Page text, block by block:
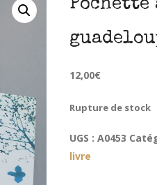
12,00€
Rupture de stock
UGS :A0453
livre